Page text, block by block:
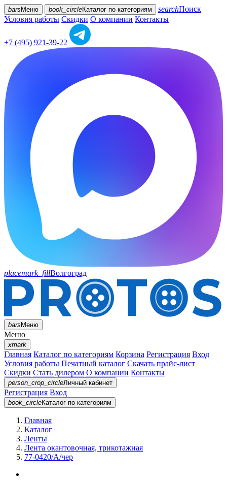
bars Меню book_circleКаталог по категориям searchПоиск
Условия работы Скидки О компании Контакты
+7 (495) 921-39-22
placemark_fillВолгоград
barsМеню
Меню
xmark
Главная Каталог по категориям Корзина Регистрация Вход
Условия работы Печатный каталог Скачать прайс-лист
Скидки Стать дилером О компании Контакты
person_crop_circleЛичный кабинет
Регистрация Вход
book_circleКаталог по категориям
Главная
Каталог
Ленты
Лента окантовочная, трикотажная
77-0420/А/чер